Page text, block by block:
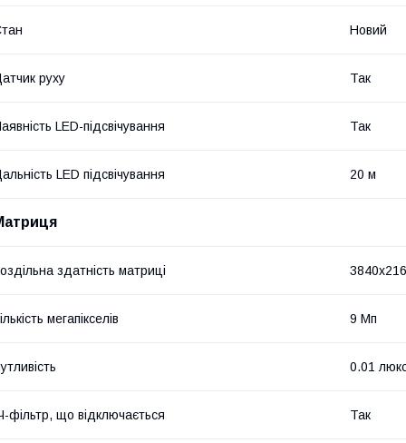
Новий
руху Так
LED-підсвічування Так
LED підсвічування 20 м
здатність матриці
мегапікселів 9 Мп
0.01
фільтр, що відключається Так